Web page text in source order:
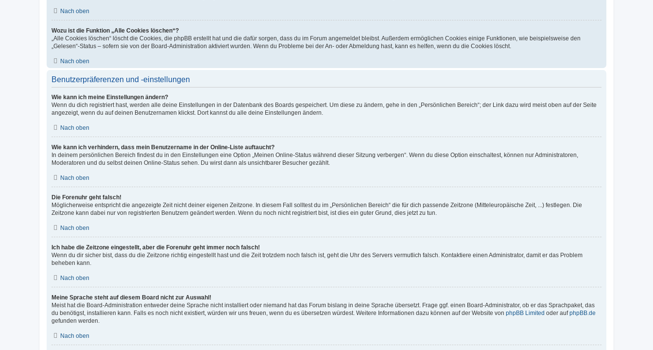
Nach oben
Wozu ist die Funktion „Alle Cookies löschen“?
„Alle Cookies löschen“ löscht die Cookies, die phpBB erstellt hat und die dafür sorgen, dass du im Forum angemeldet bleibst. Außerdem ermöglichen Cookies einige Funktionen, wie beispielsweise den
„Gelesen“-Status – sofern sie von der Board-Administration aktiviert wurden. Wenn du Probleme bei der An- oder Abmeldung hast, kann es helfen, wenn du die Cookies löscht.
Nach oben
Benutzerpräferenzen und -einstellungen
Wie kann ich meine Einstellungen ändern?
Wenn du dich registriert hast, werden alle deine Einstellungen in der Datenbank des Boards gespeichert. Um diese zu ändern, gehe in den „Persönlichen Bereich“; der Link dazu wird meist oben auf der Seite
angezeigt, wenn du auf deinen Benutzernamen klickst. Dort kannst du alle deine Einstellungen ändern.
Nach oben
Wie kann ich verhindern, dass mein Benutzername in der Online-Liste auftaucht?
In deinem persönlichen Bereich findest du in den Einstellungen eine Option „Meinen Online-Status während dieser Sitzung verbergen“. Wenn du diese Option einschaltest, können nur Administratoren,
Moderatoren und du selbst deinen Online-Status sehen. Du wirst dann als unsichtbarer Besucher gezählt.
Nach oben
Die Forenuhr geht falsch!
Möglicherweise entspricht die angezeigte Zeit nicht deiner eigenen Zeitzone. In diesem Fall solltest du im „Persönlichen Bereich“ die für dich passende Zeitzone (Mitteleuropäische Zeit, ...) festlegen. Die
Zeitzone kann dabei nur von registrierten Benutzern geändert werden. Wenn du noch nicht registriert bist, ist dies ein guter Grund, dies jetzt zu tun.
Nach oben
Ich habe die Zeitzone eingestellt, aber die Forenuhr geht immer noch falsch!
Wenn du dir sicher bist, dass du die Zeitzone richtig eingestellt hast und die Zeit trotzdem noch falsch ist, geht die Uhr des Servers vermutlich falsch. Kontaktiere einen Administrator, damit er das Problem
beheben kann.
Nach oben
Meine Sprache steht auf diesem Board nicht zur Auswahl!
Meist hat die Board-Administration entweder deine Sprache nicht installiert oder niemand hat das Forum bislang in deine Sprache übersetzt. Frage ggf. einen Board-Administrator, ob er das Sprachpaket, das
du benötigst, installieren kann. Falls es noch nicht existiert, würden wir uns freuen, wenn du es übersetzen würdest. Weitere Informationen dazu können auf der Website von phpBB Limited oder aufphpBB.de
gefunden werden.
Nach oben